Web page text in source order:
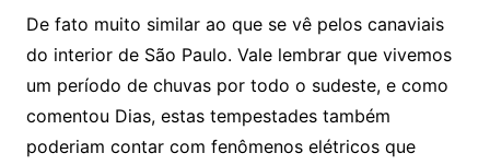
De fato muito similar ao que se vê pelos canaviais
do interior de São Paulo. Vale lembrar que vivemos
um período de chuvas por todo o sudeste, e como
comentou Dias, estas tempestades também
poderiam contar com fenômenos elétricos que